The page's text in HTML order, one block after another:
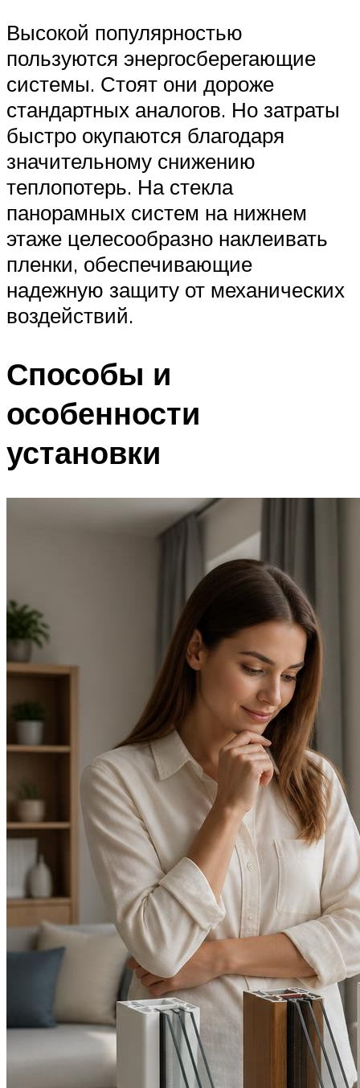
Высокой популярностью
пользуются энергосберегающие
системы. Стоят они дороже
стандартных аналогов. Но затраты
быстро окупаются благодаря
значительному снижению
теплопотерь. На стекла
панорамных систем на нижнем
этаже целесообразно наклеивать
пленки, обеспечивающие
надежную защиту от механических
воздействий.
Способы и
особенности
установки